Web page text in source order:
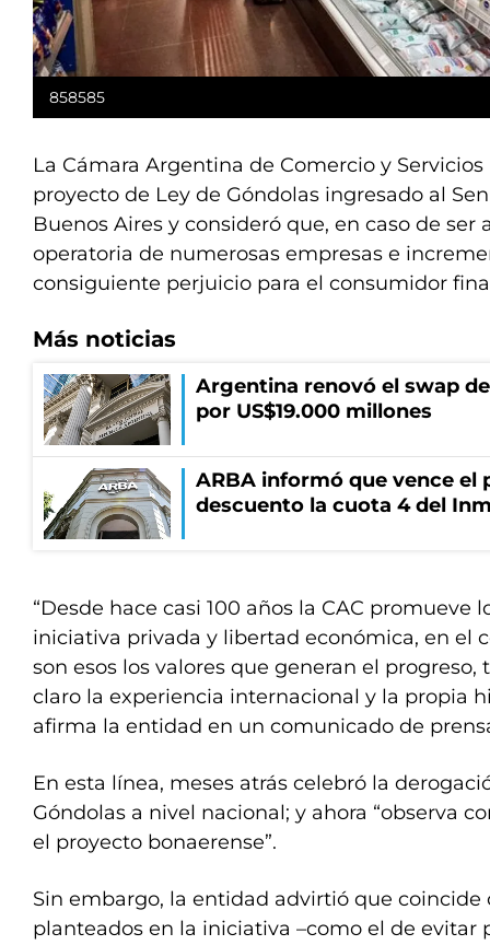
858585
La Cámara Argentina de Comercio y Servicios
proyecto de Ley de Góndolas ingresado al
Buenos Aires y consideró que, en caso de ser
operatoria de numerosas empresas e
consiguiente perjuicio para el consumidor
Más noticias
Argentina renovó el swap
por US$19.000 millones
ARBA informó que vence el
descuento la cuota 4 del
“Desde hace casi 100 años la CAC promueve
iniciativa privada y libertad económica, en el
son esos los valores que generan el progreso,
claro la experiencia internacional y la propia
afirma la entidad en un comunicado de
En esta línea, meses atrás celebró la
Góndolas a nivel nacional; y ahora “observa
el proyecto bonaerense”.
Sin embargo, la entidad advirtió que coincide
planteados en la iniciativa –como el de evitar